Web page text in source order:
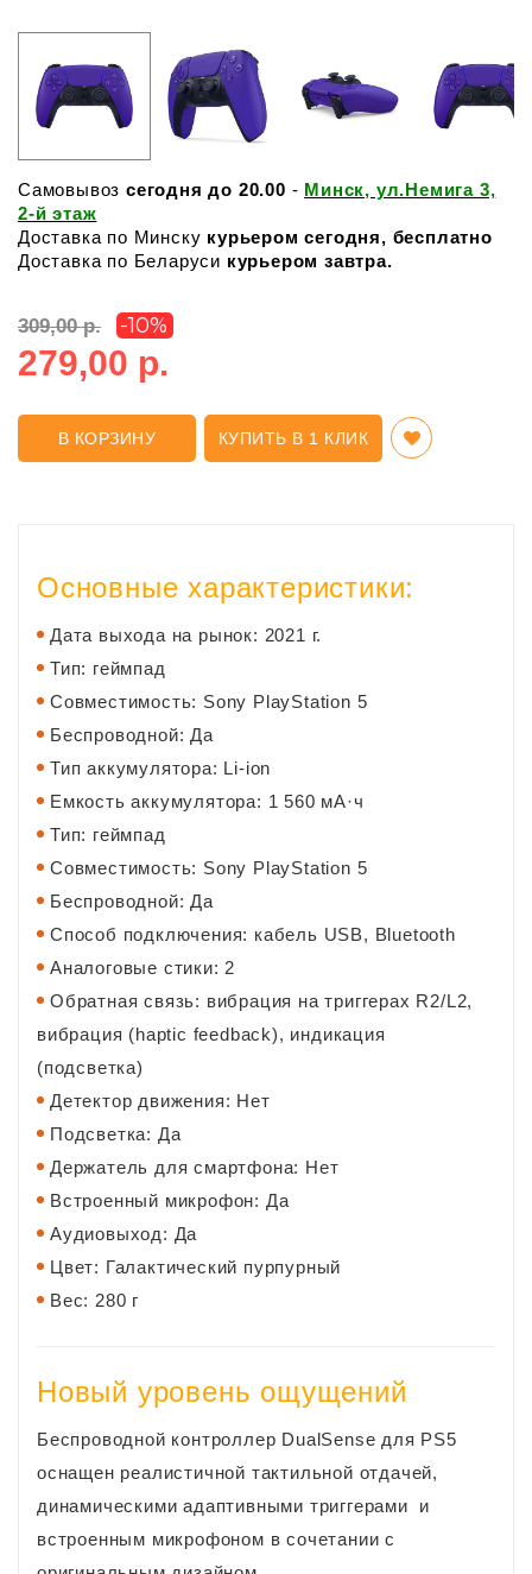
Самовывоз сегодня до 20.00 - Минск, ул.Немига 3,
2-й этаж
Доставка по Минску курьером сегодня, бесплатно
Доставка по Беларуси курьером завтра.
309,00 р. -10%
279,00 р.
В КОРЗИНУ КУПИТЬ В 1 КЛИК
Основные характеристики:
Дата выхода на рынок: 2021 г.
Тип: геймпад
Совместимость: Sony PlayStation 5
Беспроводной: Да
Тип аккумулятора: Li-ion
Емкость аккумулятора: 1 560 мА·ч
Тип: геймпад
Совместимость: Sony PlayStation 5
Беспроводной: Да
Способ подключения: кабель USB, Bluetooth
Аналоговые стики: 2
Обратная связь: вибрация на триггерах R2/L2,
вибрация (haptic feedback), индикация
(подсветка)
Детектор движения: Нет
Подсветка: Да
Держатель для смартфона: Нет
Встроенный микрофон: Да
Аудиовыход: Да
Цвет: Галактический пурпурный
Вес: 280 г
​Новый уровень ощущений
Беспроводной контроллер DualSense для PS5
оснащен реалистичной тактильной отдачей,
динамическими адаптивными триггерами и
встроенным микрофоном в сочетании с